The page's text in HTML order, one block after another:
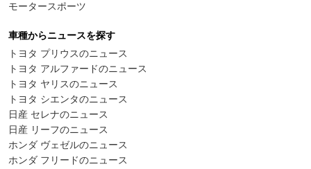
モータースポーツ
車種からニュースを探す
トヨタ プリウスのニュース
トヨタ アルファードのニュース
トヨタ ヤリスのニュース
トヨタ シエンタのニュース
日産 セレナのニュース
日産 リーフのニュース
ホンダ ヴェゼルのニュース
ホンダ フリードのニュース